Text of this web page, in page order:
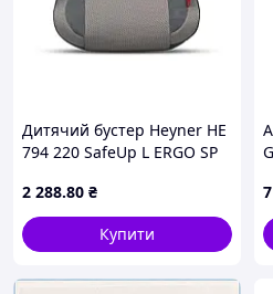
Дитячий бустер Heyner HE
794 220 SafeUp L ERGO SP
2 288.80 ₴
Купити